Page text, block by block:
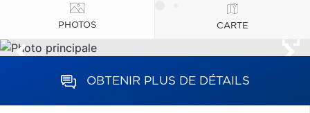
PHOTOS CARTE
OBTENIR PLUS DE DÉTAILS